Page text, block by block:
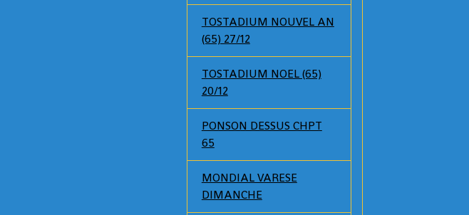
TOSTADIUM NOUVEL AN
(65) 27/12
TOSTADIUM NOEL (65)
20/12
PONSON DESSUS CHPT
65
MONDIAL VARESE
DIMANCHE